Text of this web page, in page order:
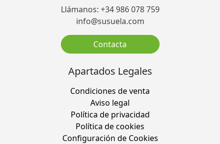
Llámanos: +34 986 078 759
info@susuela.com
Contacta
Apartados Legales
Condiciones de venta
Aviso legal
Política de privacidad
Política de cookies
Configuración de Cookies